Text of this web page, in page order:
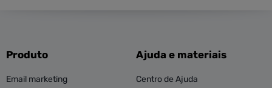
Produto
Email marketing
Ajuda e materiais
Centro de Ajuda